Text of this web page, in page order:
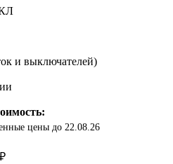
и выключателей)
цены до 22.08.26